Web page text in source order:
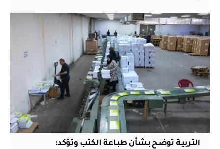
التربية توضح بشأن طباعة الكتب وتؤكد: